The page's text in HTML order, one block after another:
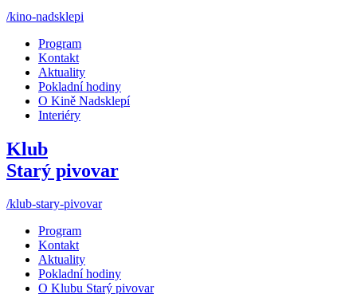
/kino-nadsklepi
Program
Kontakt
Aktuality
Pokladní hodiny
O Kině Nadsklepí
Interiéry
Klub
Starý pivovar
/klub-stary-pivovar
Program
Kontakt
Aktuality
Pokladní hodiny
O Klubu Starý pivovar